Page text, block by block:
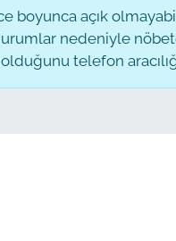
boyunca açık
nedeniyle
telefon